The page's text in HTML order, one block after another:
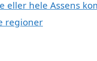
eller hele Assens
regioner